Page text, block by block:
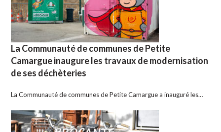
La Communauté de communes de Petite
Camargue inaugure les travaux de modernisation
de ses déchèteries
La Communauté de communes de Petite Camargue a inauguré les…